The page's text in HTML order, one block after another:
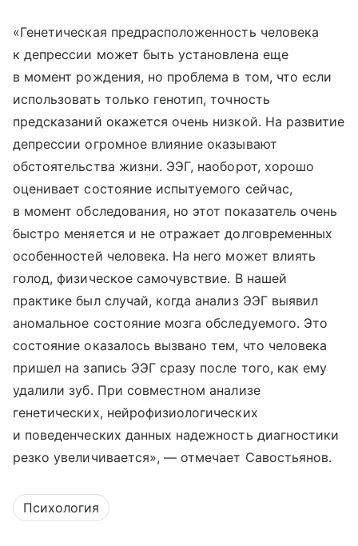
«Генетическая предрасположенность человека
к депрессии может быть установлена еще
в момент рождения, но проблема в том, что если
использовать только генотип, точность
предсказаний окажется очень низкой. На развитие
депрессии огромное влияние оказывают
обстоятельства жизни. ЭЭГ, наоборот, хорошо
оценивает состояние испытуемого сейчас,
в момент обследования, но этот показатель очень
быстро меняется и не отражает долговременных
особенностей человека. На него может влиять
голод, физическое самочувствие. В нашей
практике был случай, когда анализ ЭЭГ выявил
аномальное состояние мозга обследуемого. Это
состояние оказалось вызвано тем, что человека
пришел на запись ЭЭГ сразу после того, как ему
удалили зуб. При совместном анализе
генетических, нейрофизиологических
и поведенческих данных надежность диагностики
резко увеличивается», — отмечает Савостьянов.
Психология